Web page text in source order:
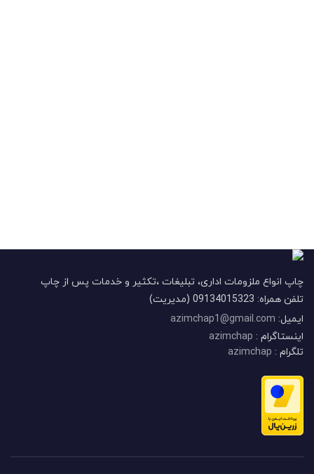
چاپ انواع ملزومات اداری، تبلیغات ،تکثیر و خدمات پس از چاپ
تلفن همراه: 09134015323 (مدیریت)
ایمیل: azimchap1@gmail.com
اینستاگرام : azimchap
تلگرام : azimchap